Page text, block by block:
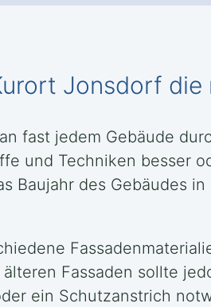
Jonsdorf
fast jedem Gebäude
und Techniken besser
Baujahr des Gebäudes
Fassaden sollte
ein Schutzanstrich